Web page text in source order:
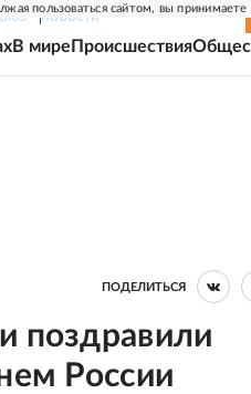
пользоваться сайтом, вы принимаете
НОВОСТИ
В мире Происшествия
ПОДЕЛИТЬСЯ
поздравили
России